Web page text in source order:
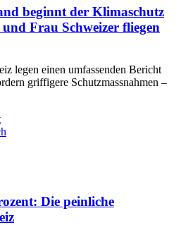
beginnt der Klimaschutz
Frau Schweizer fliegen
legen einen umfassenden Bericht
griffigere Schutzmassnahmen –
Die peinliche